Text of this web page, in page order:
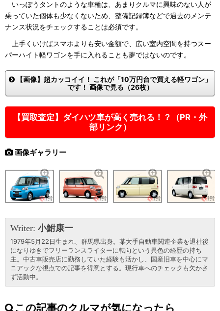
いっぽうタントのような車種は、あまりクルマに興味のない人が
乗っていた個体も少なくないため、整備記録簿などで過去のメンテ
ナンス状況をチェックすることは必須です。
上手くいけばスマホよりも安い金額で、広い室内空間を持つスー
パーハイト軽ワゴンを手に入れることも夢ではないのです。
【画像】超カッコイイ！ これが「10万円台で買える軽ワゴン」
です！ 画像で見る（26枚）
【買取査定】ダイハツ車が高く売れる！？（PR・外
部リンク）
画像ギャラリー
Writer: 小鮒康一
1979年5月22日生まれ、群馬県出身。某大手自動車関連企業を退社後
になりゆきでフリーランスライターに転向という異色の経歴の持ち
主。中古車販売店に勤務していた経験も活かし、国産旧車を中心にマ
ニアックな視点での記事を得意とする。現行車へのチェックも欠かさ
ず活動中。
この記事のクルマが気になったら